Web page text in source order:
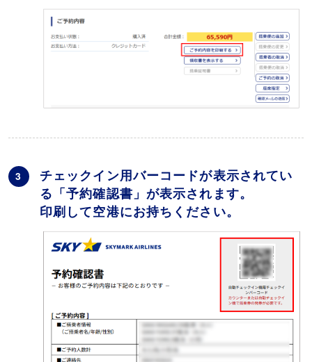
3
チェックイン用バーコードが表示されてい
る「予約確認書」が表示されます。
印刷して空港にお持ちください。